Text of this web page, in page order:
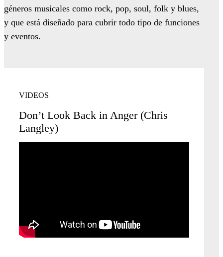
géneros musicales como rock, pop, soul, folk y blues,
y que está diseñado para cubrir todo tipo de funciones
y eventos.
VIDEOS
Don’t Look Back in Anger (Chris
Langley)